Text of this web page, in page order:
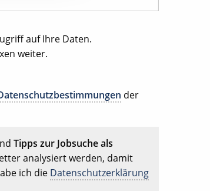
auf Ihre Daten.
weiter.
der
Tipps zur Jobsuche als
analysiert werden, damit
ich die Datenschutzerklärung